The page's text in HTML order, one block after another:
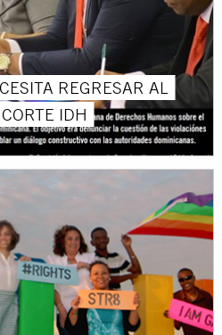
REGRESAR AL
IDH